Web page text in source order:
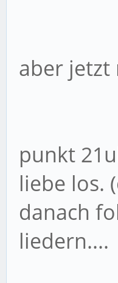
aber jetzt
punkt
liebe los.
danach
liedern....